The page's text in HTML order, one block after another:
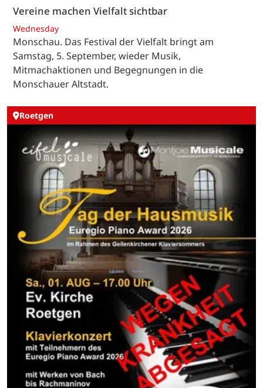
Vereine machen Vielfalt sichtbar
Wednesday
Monschau. Das Festival der Vielfalt bringt am
Samstag, 5. September, wieder Musik,
Mitmachaktionen und Begegnungen in die
Monschauer Altstadt.
Roetgen